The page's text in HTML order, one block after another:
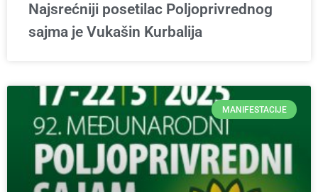
Najsrećniji posetilac Poljoprivrednog
sajma je Vukašin Kurbalija
MANIFESTACIJE